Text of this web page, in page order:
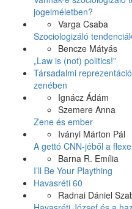
jogelméletben?
Varga Csaba
Szociologizáló
Bencze Mátyás
„Law is (not) politics!”
Társadalmi
zenében
Ignácz Ádám
Szemere Anna
Zene és ember
Iványi Márton Pál
A gettó CNN-jéből a
Barna R. Emília
I’ll Be Your Plaything
Havasréti 60
Radnai Dániel